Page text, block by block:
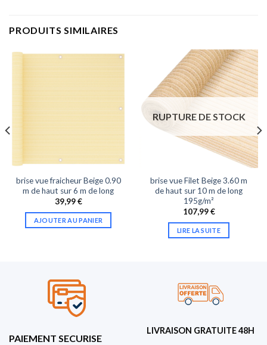
PRODUITS SIMILAIRES
brise vue fraicheur Beige 0.90
m de haut sur 6 m de long
39,99€
AJOUTER AU PANIER
RUPTURE DE STOCK
brise vue Filet Beige 3.60 m
de haut sur 10 m de long
195g/m²
107,99€
LIRE LA SUITE
PAIEMENT SECURISE
LIVRAISON GRATUITE 48H